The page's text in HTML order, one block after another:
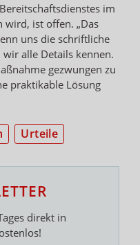
im
wird, ist offen. „Das
uns die schriftliche
alle Details kennen.
gezwungen zu
praktikable Lösung
Urteile
direkt in